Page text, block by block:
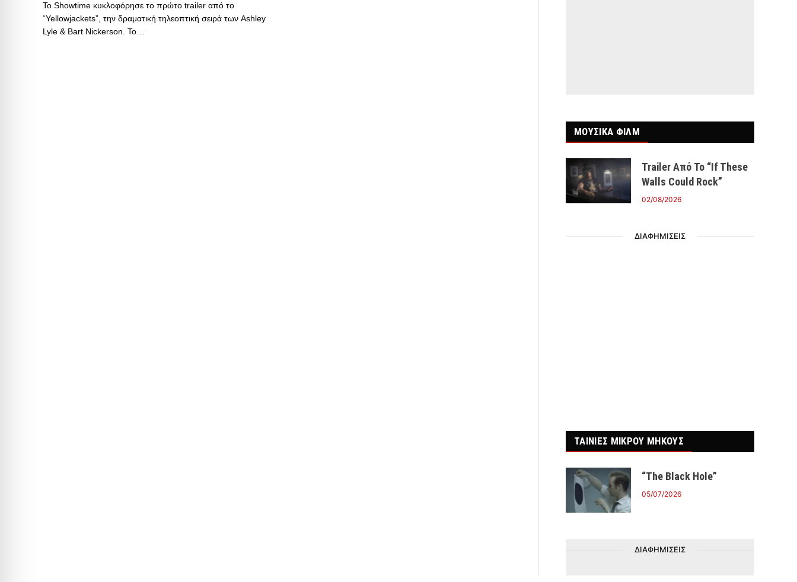
Το Showtime κυκλοφόρησε το πρώτο trailer από το
“Yellowjackets”, την δραματική τηλεοπτική σειρά των Ashley
Lyle & Bart Nickerson. Το…
ΜΟΥΣΙΚΑ ΦΙΛΜ
Trailer Από Το “If These
Walls Could Rock”
02/08/2026
ΔΙΑΦΗΜΙΣΕΙΣ
ΤΑΙΝΙΕΣ ΜΙΚΡΟΥ ΜΗΚΟΥΣ
“The Black Hole”
05/07/2026
ΔΙΑΦΗΜΙΣΕΙΣ